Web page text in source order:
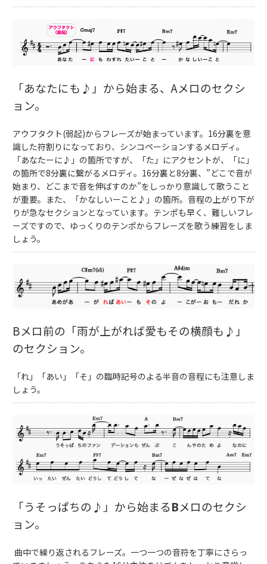
「あなたにも♪」から始まる、Aメロのセクシ
ョン。
アウフタクト(弱起)からフレーズが始まっています。16分裏を意
識した符割りになっており、シンコペーションするメロディ。
「あなたーに♪」の箇所ですが、「た」にアクセントが、「に」
の箇所で8分裏に繋がるメロディ。16分裏と8分裏、”どこで音が
始まり、どこまで音を伸ばすのか”をしっかり意識して歌うこと
が重要。また、「かなしいーこと♪」の箇所。音程の上がり下が
りが急なセクションとなっています。テンポも早く、難しいフレ
ーズですので、ゆっくりのテンポからフレーズを歌う練習をしま
しょう。
Bメロ前の「雨が上がれば愛もその横顔も♪」
のセクション。
「れ」「あい」「そ」の臨時記号のよる半音の音程にも注意しま
しょう。
「うそっぱちの ♪ 」から始まるBメロのセクシ
ョン。
曲中で繰り返されるフレーズ。一つ一つの音符を丁寧にさらっ